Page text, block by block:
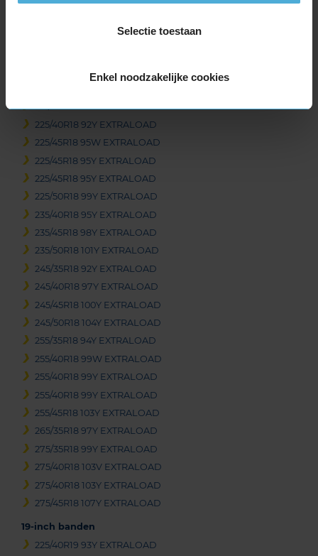
Selectie toestaan
Enkel noodzakelijke cookies
245/45R17 99Y EXTRALOAD
215/45R18 93Y EXTRALOAD
225/40R18 92Y EXTRALOAD
225/45R18 95W EXTRALOAD
225/45R18 95Y EXTRALOAD
225/45R18 95Y EXTRALOAD
225/50R18 99Y EXTRALOAD
235/40R18 95Y EXTRALOAD
235/45R18 98Y EXTRALOAD
235/50R18 101Y EXTRALOAD
245/35R18 92Y EXTRALOAD
245/40R18 97Y EXTRALOAD
245/45R18 100Y EXTRALOAD
245/50R18 104Y EXTRALOAD
255/35R18 94Y EXTRALOAD
255/40R18 99W EXTRALOAD
255/40R18 99Y EXTRALOAD
255/40R18 99Y EXTRALOAD
255/45R18 103Y EXTRALOAD
265/35R18 97Y EXTRALOAD
275/35R18 99Y EXTRALOAD
275/40R18 103V EXTRALOAD
275/40R18 103Y EXTRALOAD
275/45R18 107Y EXTRALOAD
19-inch banden
225/40R19 93Y EXTRALOAD